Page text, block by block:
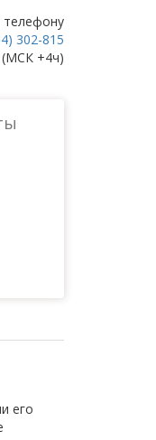
телефону
302-815
(МСК +4ч)
его